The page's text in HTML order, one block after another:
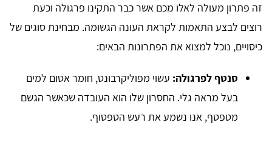
זה פתרון מעולה לאלו מכם אשר כבר התקינו פרגולה וכעת
רוצים לבצע התאמות לקראת העונה הגשומה. מבחינת סוגים של
כיסויים, נוכל למצוא את הפתרונות הבאים:
סנטף לפרגולה: עשוי מפוליקרבונט, חומר אטום למים
בעל מראה גלי. החסרון שלו הוא העובדה שכאשר הגשם
מטפטף, אנו נשמע את רעש הטפטוף.